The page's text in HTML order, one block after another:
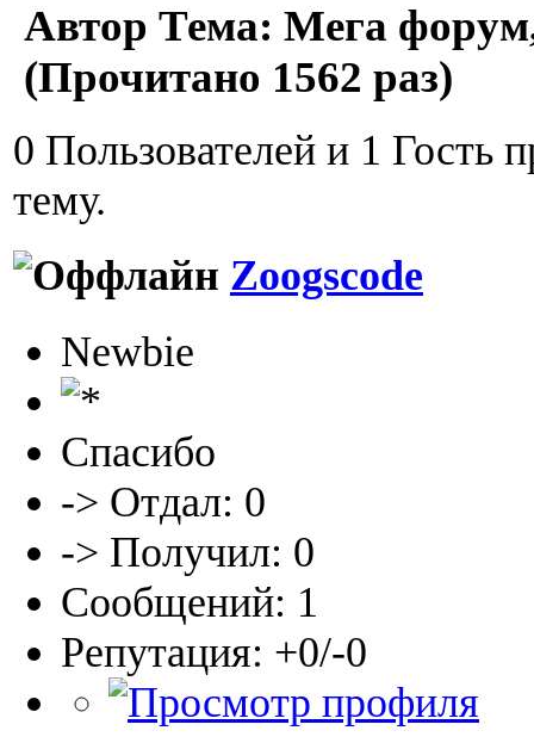
Автор Тема: Мега
(Прочитано 1562 раз)
0 Пользователей и 1 Гость
тему.
Zoogscode
Newbie
Спасибо
-> Отдал: 0
-> Получил: 0
Сообщений: 1
Репутация: +0/-0